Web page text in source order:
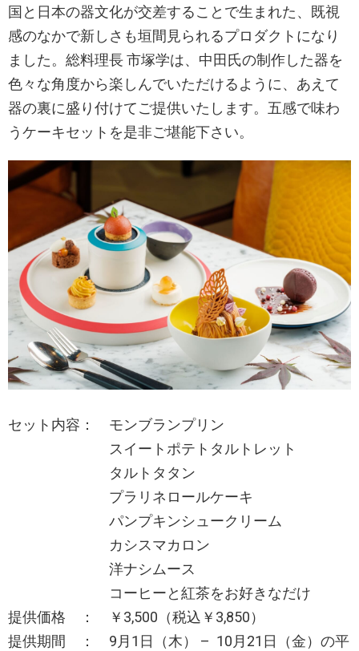
国と日本の器文化が交差することで生まれた、既視
感のなかで新しさも垣間見られるプロダクトになり
ました。総料理長 市塚学は、中田氏の制作した器を
色々な角度から楽しんでいただけるように、あえて
器の裏に盛り付けてご提供いたします。五感で味わ
うケーキセットを是非ご堪能下さい。
セット内容： モンブランプリン
スイートポテトタルトレット
タルトタタン
プラリネロールケーキ
パンプキンシュークリーム
カシスマカロン
洋ナシムース
コーヒーと紅茶をお好きなだけ
提供価格 ： ￥3,500（税込￥3,850）
提供期間 ： 9月1日（木） – 10月21日（金）の平